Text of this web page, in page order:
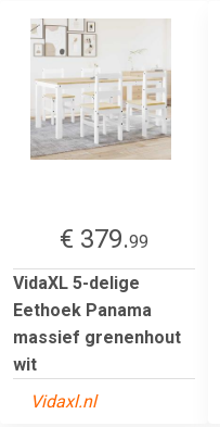
€ 379.99
VidaXL 5-delige
Eethoek Panama
massief grenenhout
wit
Vidaxl.nl